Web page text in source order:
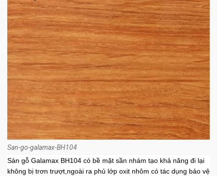
San-go-galamax-BH104
Sàn gỗ Galamax BH104 có bề mặt sần nhám tạo khả năng đi lại
không bị trơn trượt,ngoài ra phủ lớp oxit nhôm có tác dụng bảo vệ